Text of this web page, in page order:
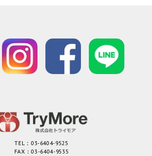
TEL：03-6404-9525
FAX：03-6404-9535